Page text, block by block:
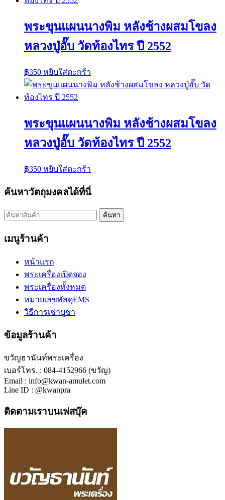
พระขุนแผนนางพิม หลังช้างผสมโขลง
หลวงปู่อั๊บ วัดท้องไทร ปี 2552
฿350 หยิบใส่ตะกร้า
พระขุนแผนนางพิม หลังช้างผสมโขลง
หลวงปู่อั๊บ วัดท้องไทร ปี 2552
฿350 หยิบใส่ตะกร้า
ค้นหาวัตถุมงคลได้ที่นี่
ค้นหา: ค้นหา
เมนูร้านค้า
หน้าแรก
พระเครื่องเปิดจอง
พระเครื่องทั้งหมด
หมายเลขพัสดุEMS
วิธีการเช่าบูชา
ข้อมูลร้านค้า
ขวัญธานันท์พระเครื่อง
เบอร์โทร. : 084-4152966 (ขวัญ)
Email : info@kwan-amulet.com
Line ID : @kwanpra
ติดตามเราบนเฟสบุ๊ค